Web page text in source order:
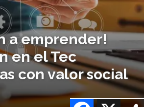
a emprender!
en el Tec
con valor social
X
Facebook